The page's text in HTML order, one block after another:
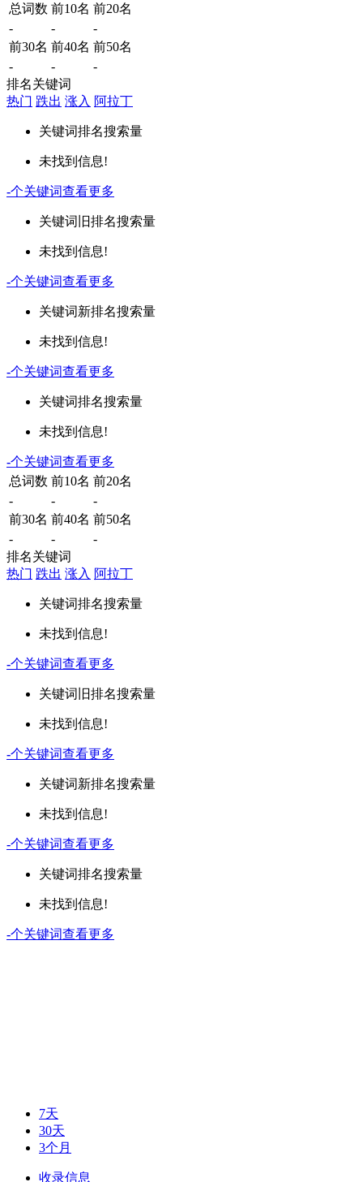
总词数 前10名 前20名
-
-
-
前30名 前40名 前50名
-
-
-
排名关键词
热门 跌出 涨入 阿拉丁
关键词排名搜索量
未找到信息!
-个关键词查看更多
关键词 旧排名搜索量
未找到信息!
-个关键词查看更多
关键词新排名搜索量
未找到信息!
-个关键词查看更多
关键词排名搜索量
未找到信息!
-个关键词查看更多
总词数 前10名 前20名
-
-
-
前30名 前40名 前50名
-
-
-
排名关键词
热门 跌出 涨入 阿拉丁
关键词排名搜索量
未找到信息!
-个关键词查看更多
关键词 旧排名搜索量
未找到信息!
-个关键词查看更多
关键词新排名搜索量
未找到信息!
-个关键词查看更多
关键词排名搜索量
未找到信息!
-个关键词查看更多
7天
30天
3个月
收录信息